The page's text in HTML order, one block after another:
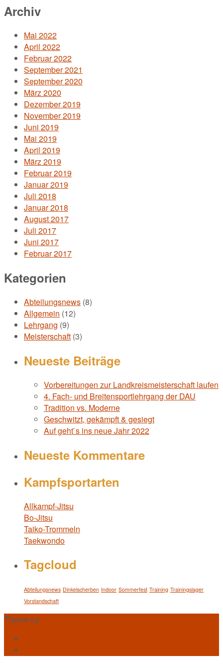
Archiv
Mai 2022
April 2022
Februar 2022
September 2021
September 2020
März 2020
Dezember 2019
November 2019
Juni 2019
Mai 2019
April 2019
März 2019
Februar 2019
Januar 2019
Juli 2018
Januar 2018
August 2017
Juli 2017
Juni 2017
Februar 2017
Kategorien
Abteilungsnews (8)
Allgemein (12)
Lehrgang (9)
Meisterschaft (3)
Neueste Beiträge
Vorbereitungen zur Landkreismeisterschaft laufen
4. Fach- und Breitensportlehrgang der DAU
Tradition vs. Moderne
Geschwitzt, gekämpft & gesiegt
Auf geht`s ins neue Jahr 2022
Neueste Kommentare
Kampfsportarten
Allkampf-Jitsu
Bo-Jitsu
Taiko-Trommeln
Taekwondo
Tagcloud
Abteilungsnews Dinkelscherben Indoor Sommerfest Training Trainingslager
Vorstandschaft
Theme by